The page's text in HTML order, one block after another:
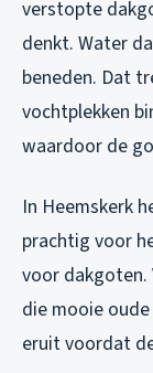
verstopte
denkt. Water
beneden. Dat
vochtplekken
waardoor de
In Heemskerk
prachtig voor
voor dakgoten.
die mooie
eruit voordat